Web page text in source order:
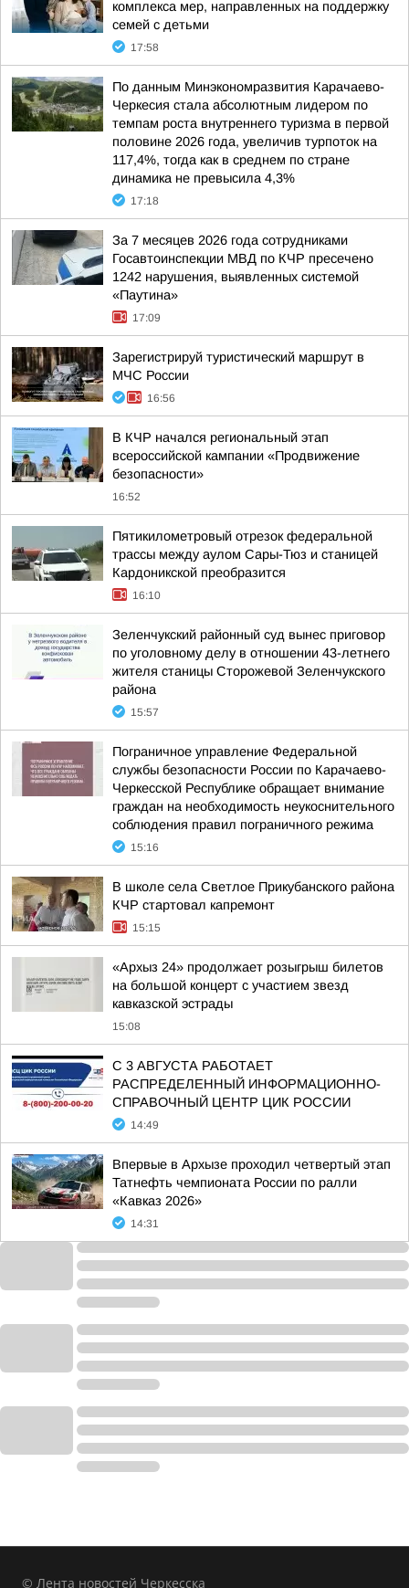
комплекса мер, направленных на поддержку
семей с детьми
17:58
По данным Минэкономразвития Карачаево-
Черкесия стала абсолютным лидером по
темпам роста внутреннего туризма в первой
половине 2026 года, увеличив турпоток на
117,4%, тогда как в среднем по стране
динамика не превысила 4,3%
17:18
За 7 месяцев 2026 года сотрудниками
Госавтоинспекции МВД по КЧР пресечено
1242 нарушения, выявленных системой
«Паутина»
17:09
Зарегистрируй туристический маршрут в
МЧС России
16:56
В КЧР начался региональный этап
всероссийской кампании «Продвижение
безопасности»
16:52
Пятикилометровый отрезок федеральной
трассы между аулом Сары-Тюз и станицей
Кардоникской преобразится
16:10
Зеленчукский районный суд вынес приговор
по уголовному делу в отношении 43-летнего
жителя станицы Сторожевой Зеленчукского
района
15:57
Пограничное управление Федеральной
службы безопасности России по Карачаево-
Черкесской Республике обращает внимание
граждан на необходимость неукоснительного
соблюдения правил пограничного режима
15:16
В школе села Светлое Прикубанского района
КЧР стартовал капремонт
15:15
«Архыз 24» продолжает розыгрыш билетов
на большой концерт с участием звезд
кавказской эстрады
15:08
С 3 АВГУСТА РАБОТАЕТ
РАСПРЕДЕЛЕННЫЙ ИНФОРМАЦИОННО-
СПРАВОЧНЫЙ ЦЕНТР ЦИК РОССИИ
14:49
Впервые в Архызе проходил четвертый этап
Татнефть чемпионата России по ралли
«Кавказ 2026»
14:31
© Лента новостей Черкесска